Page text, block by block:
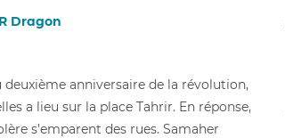
Dragon
deuxième anniversaire de la révolution,
a lieu sur la place Tahrir. En réponse,
s’emparent des rues. Samaher